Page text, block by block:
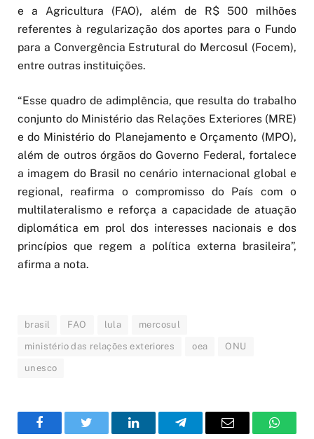
e a Agricultura (FAO), além de R$ 500 milhões
referentes à regularização dos aportes para o Fundo
para a Convergência Estrutural do Mercosul (Focem),
entre outras instituições.
“Esse quadro de adimplência, que resulta do trabalho
conjunto do Ministério das Relações Exteriores (MRE)
e do Ministério do Planejamento e Orçamento (MPO),
além de outros órgãos do Governo Federal, fortalece
a imagem do Brasil no cenário internacional global e
regional, reafirma o compromisso do País com o
multilateralismo e reforça a capacidade de atuação
diplomática em prol dos interesses nacionais e dos
princípios que regem a política externa brasileira”,
afirma a nota.
brasil FAO lula mercosul
ministério das relações exteriores oea ONU
unesco
FacebookTwitter LinkedInTelegramEmail